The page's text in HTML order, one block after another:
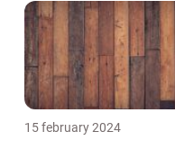
15 february 2024